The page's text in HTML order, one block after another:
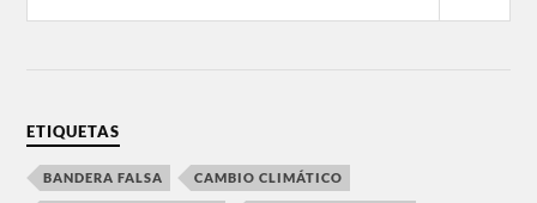
ETIQUETAS
BANDERA FALSA CAMBIO CLIMÁTICO